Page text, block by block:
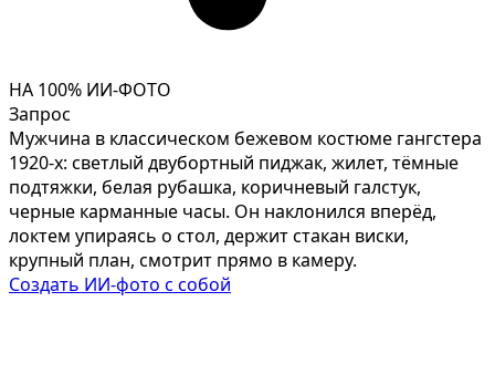
НА 100% ИИ-ФОТО
Запрос
Мужчина в классическом бежевом костюме гангстера
1920-х: светлый двубортный пиджак, жилет, тёмные
подтяжки, белая рубашка, коричневый галстук,
черные карманные часы. Он наклонился вперёд,
локтем упираясь о стол, держит стакан виски,
крупный план, смотрит прямо в камеру.
Создать ИИ-фото с собой